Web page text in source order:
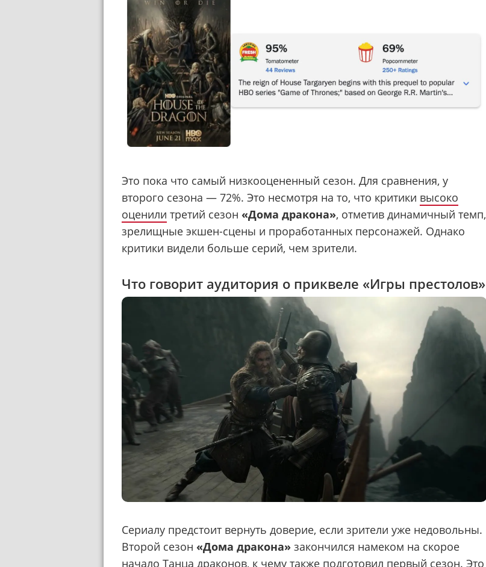
Это пока что самый низкооцененный сезон. Для сравнения, у
второго сезона — 72%. Это несмотря на то, что критики высоко
оценили третий сезон «Дома дракона», отметив динамичный темп,
зрелищные экшен-сцены и проработанных персонажей. Однако
критики видели больше серий, чем зрители.
Что говорит аудитория о приквеле «Игры престолов»
Сериалу предстоит вернуть доверие, если зрители уже недовольны.
Второй сезон «Дома дракона» закончился намеком на скорое
начало Танца драконов, к чему также подготовил первый сезон. Это